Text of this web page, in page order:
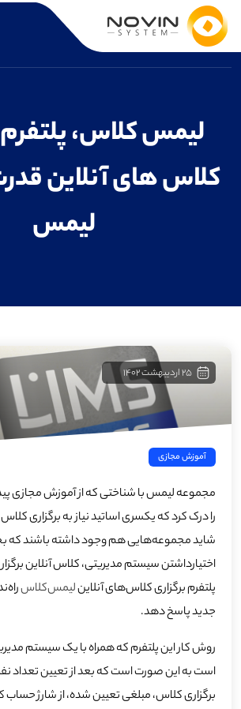
لیمس کلاس، پلتفرم
کلاس های آنلاین
لیمس
25 اردیبهشت 1402
آموزش مجازی
مجموعه لیمس با شناختی که از آموزش مجازی پیدا
را درک کرد که یکسری اساتید نیاز به برگزاری
شاید مجموعه‌هایی هم وجود داشته باشند که
اختیارداشتن سیستم مدیریتی، کلاس آنلاین برگزار
پلتفرم برگزاری کلاس‌های آنلاینلیمس‌کلاس
جدید پاسخ دهد.
روش کار این پلتفرم که همراه با یک سیستم
است به این صورت است که بعد از تعیین تعداد
برگزاری کلاس، مبلغی تعیین شده، از شارژ